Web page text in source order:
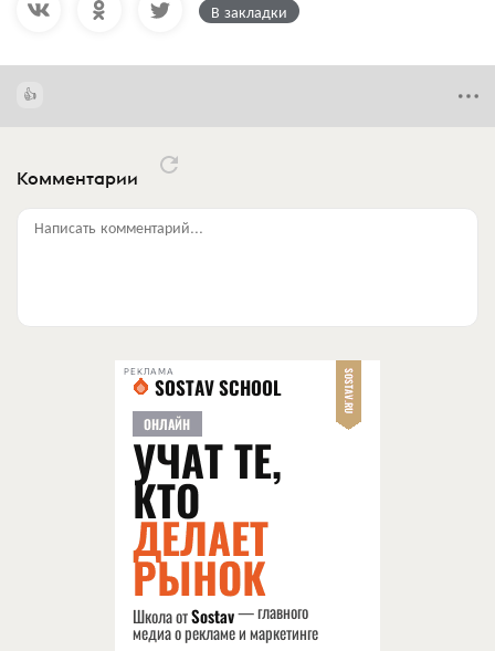
В закладки
Комментарии
Написать комментарий...
РЕКЛАМА